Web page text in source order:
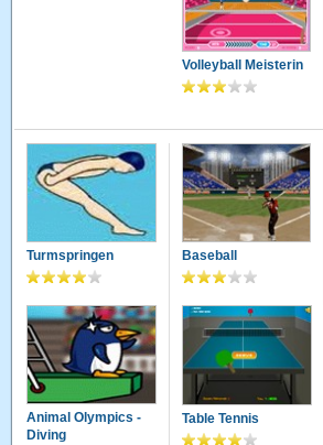
Volleyball Meisterin
Turmspringen Baseball
Animal Olympics -
Diving
Table Tennis